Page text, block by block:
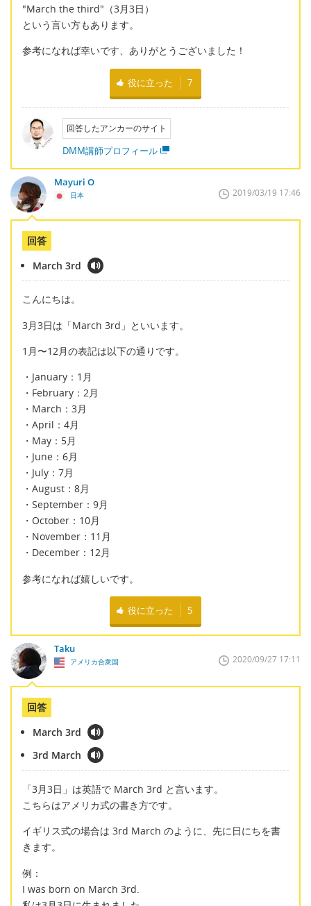
"March the third"（3月3日）
という言い方もあります。
参考になれば幸いです、ありがとうございました！
役に立った 7
回答したアンカーのサイト
DMM講師プロフィール
Mayuri O
日本 2019/03/19 17:46
回答
March 3rd
こんにちは。
3月3日は「March 3rd」といいます。
1月〜12月の表記は以下の通りです。
・January：1月
・February：2月
・March：3月
・April：4月
・May：5月
・June：6月
・July：7月
・August：8月
・September：9月
・October：10月
・November：11月
・December：12月
参考になれば嬉しいです。
役に立った 5
Taku
アメリカ合衆国 2020/09/27 17:11
回答
March 3rd
3rd March
「3月3日」は英語で March 3rd と言います。
こちらはアメリカ式の書き方です。
イギリス式の場合は 3rd March のように、先に日にちを書
きます。
例：
I was born on March 3rd.